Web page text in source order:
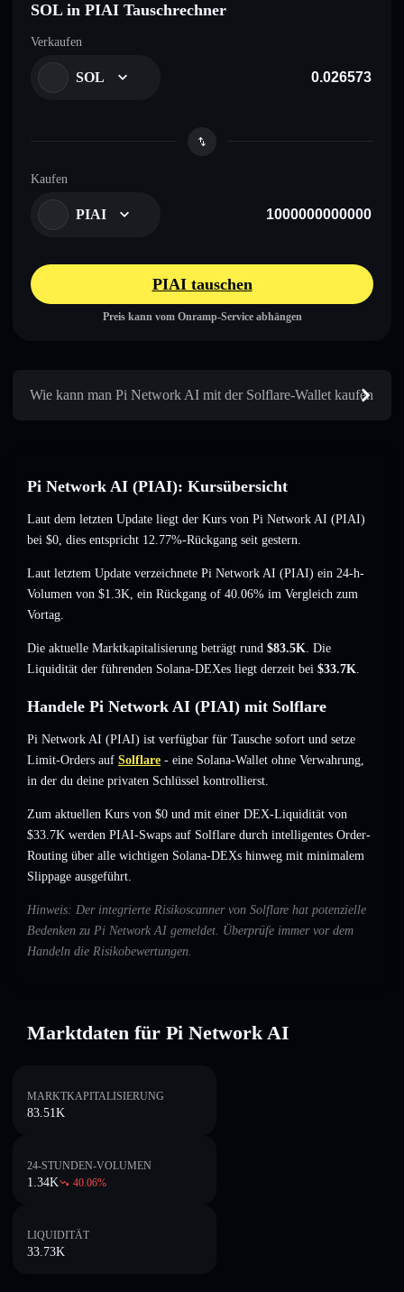
SOL in PIAI Tauschrechner
Verkaufen
SOL
Kaufen
PIAI
PIAI tauschen
Preis kann vom Onramp-Service abhängen
Wie kann man Pi Network AI mit der Solflare-Wallet kaufen
Pi Network AI (PIAI): Kursübersicht
Laut dem letzten Update liegt der Kurs von Pi Network AI (PIAI)
bei $0, dies entspricht 12.77%-Rückgang seit gestern.
Laut letztem Update verzeichnete Pi Network AI (PIAI) ein 24-h-
Volumen von $1.3K, ein Rückgang of 40.06% im Vergleich zum
Vortag.
Die aktuelle Marktkapitalisierung beträgt rund $83.5K. Die
Liquidität der führenden Solana-DEXes liegt derzeit bei $33.7K.
Handele Pi Network AI (PIAI) mit Solflare
Pi Network AI (PIAI) ist verfügbar für Tausche sofort und setze
Limit-Orders auf Solflare - eine Solana-Wallet ohne Verwahrung,
in der du deine privaten Schlüssel kontrollierst.
Zum aktuellen Kurs von $0 und mit einer DEX-Liquidität von
$33.7K werden PIAI-Swaps auf Solflare durch intelligentes Order-
Routing über alle wichtigen Solana-DEXs hinweg mit minimalem
Slippage ausgeführt.
Hinweis: Der integrierte Risikoscanner von Solflare hat potenzielle
Bedenken zu Pi Network AI gemeldet. Überprüfe immer vor dem
Handeln die Risikobewertungen.
Marktdaten für Pi Network AI
MARKTKAPITALISIERUNG
83.51K
24-STUNDEN-VOLUMEN
1.34K 40.06%
LIQUIDITÄT
33.73K